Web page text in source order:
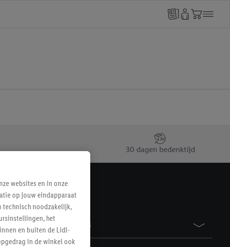
30 dagen bedenktijd
Awards
websites en in onze
op jouw eindapparaat
technisch noodzakelijk,
het
en buiten de Lidl-
in de winkel ook